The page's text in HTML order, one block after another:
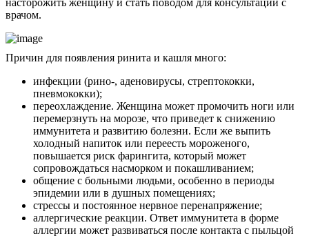
врачом.
Причин для появления ринита и кашля много:
инфекции (рино-, аденовирусы, стрептококки,
пневмококки);
переохлаждение. Женщина может промочить ноги или
перемерзнуть на морозе, что приведет к снижению
иммунитета и развитию болезни. Если же выпить
холодный напиток или переесть мороженого,
повышается риск фарингита, который может
сопровождаться насморком и покашливанием;
общение с больными людьми, особенно в периоды
эпидемии или в душных помещениях;
стрессы и постоянное нервное перенапряжение;
аллергические реакции. Ответ иммунитета в форме
аллергии может развиваться после контакта с пыльцой